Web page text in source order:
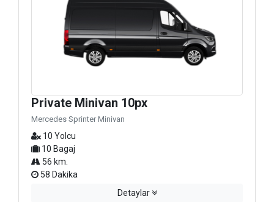
Private Minivan 10px
Mercedes Sprinter Minivan
10 Yolcu
10 Bagaj
56 km.
58 Dakika
Detaylar